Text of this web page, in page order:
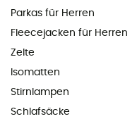
Parkas für Herren
Fleecejacken für Herren
Zelte
Isomatten
Stirnlampen
Schlafsäcke